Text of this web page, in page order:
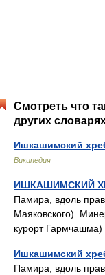
Смотреть что
других
Ишкашимский
Википедия
ИШКАШИМСКИЙ
Памира, вдоль
Маяковского).
курорт
Ишкашимский
Памира, вдоль